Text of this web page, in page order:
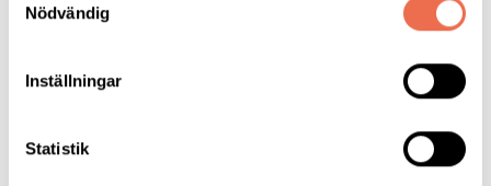
Nödvändig
Inställningar
Statistik